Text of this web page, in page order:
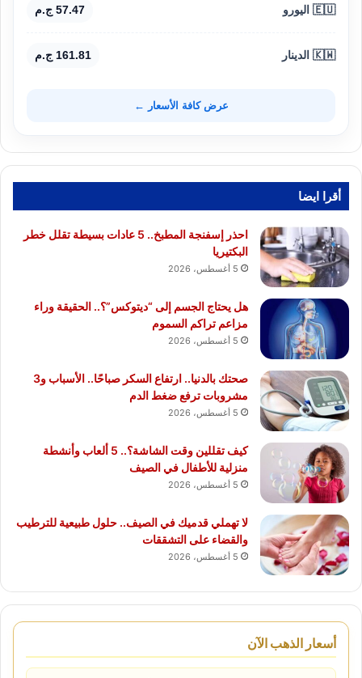
🇪🇺 اليورو 57.47 ج.م
🇰🇼 الدينار 161.81 ج.م
عرض كافة الأسعار ←
أقرا ايضا
احذر إسفنجة المطبخ.. 5 عادات بسيطة تقلل خطر
البكتيريا
5 أغسطس، 2026
هل يحتاج الجسم إلى “ديتوكس”؟.. الحقيقة وراء
مزاعم تراكم السموم
5 أغسطس، 2026
صحتك بالدنيا.. ارتفاع السكر صباحًا.. الأسباب و3
مشروبات ترفع ضغط الدم
5 أغسطس، 2026
كيف تقللين وقت الشاشة؟.. 5 ألعاب وأنشطة
منزلية للأطفال في الصيف
5 أغسطس، 2026
لا تهملي قدميك في الصيف.. حلول طبيعية للترطيب
والقضاء على التشققات
5 أغسطس، 2026
أسعار الذهب الآن